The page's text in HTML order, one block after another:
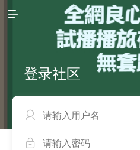

登录社区

